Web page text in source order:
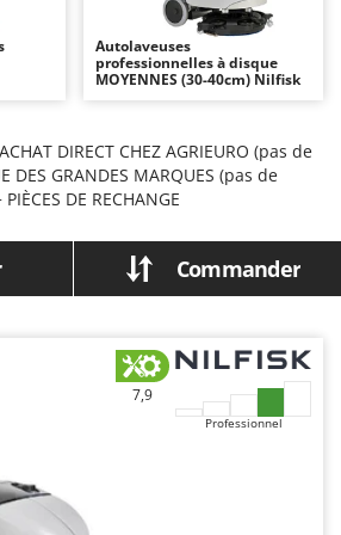
le bois - Scies à bûches
extérieurs
pour tracteur
et végétaux
- Démarreurs
Autolaveuses
professionnelles à disque
MOYENNES (30-40cm) Nilfisk
ACHAT DIRECT CHEZ AGRIEURO (pas de
GRANDES MARQUES (pas de
DE RECHANGE
Commander
7,9
Professionnel